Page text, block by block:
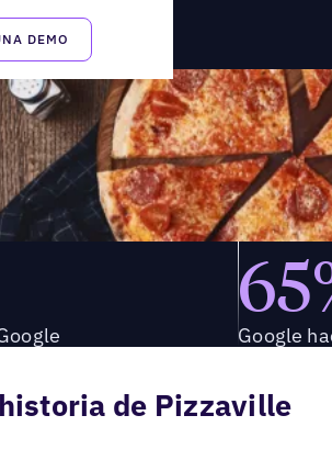
DEMO
Google
de Pizzaville